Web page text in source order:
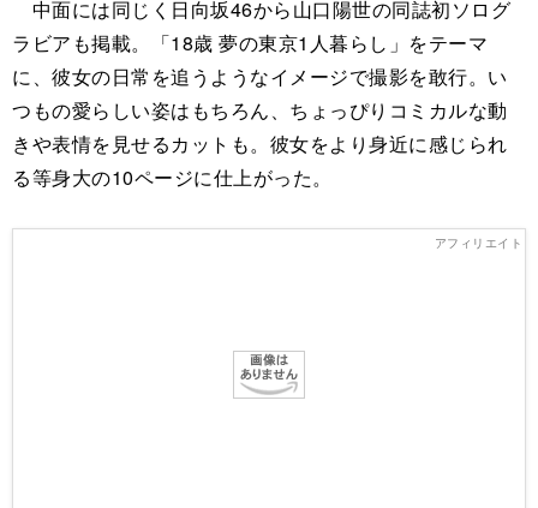
中面には同じく日向坂46から山口陽世の同誌初ソログ
ラビアも掲載。「18歳 夢の東京1人暮らし」をテーマ
に、彼女の日常を追うようなイメージで撮影を敢行。い
つもの愛らしい姿はもちろん、ちょっぴりコミカルな動
きや表情を見せるカットも。彼女をより身近に感じられ
る等身大の10ページに仕上がった。